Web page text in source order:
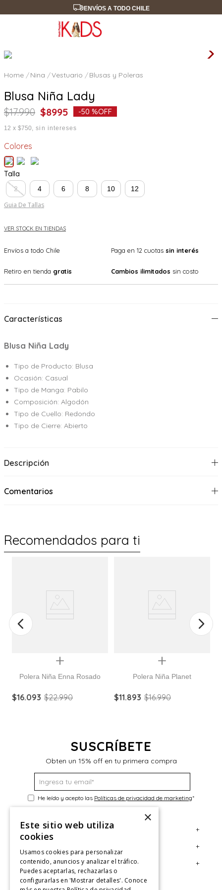
ENVÍOS A TODO CHILE
Nina Vestuario Blusas y Poleras
Blusa Niña Lady
$17.990 $8995 -50 %OFF
12 x $750 sin intereses
Colores
Talla
2 4 6 8 10 12
Guia De Tallas
VER STOCK EN TIENDAS
Envíos a todo Chile Paga en 12 cuotas sin interés
Retiro en tienda gratis Cambios ilimitados sin costo
Características
Blusa Niña Lady
Tipo de Producto: Blusa
Ocasión: Casual
Tipo de Manga: Pabilo
Composición: Algodón
Tipo de Cuello: Redondo
Tipo de Cierre: Abierto
Descripción
Comentarios
Recomendados para ti
Quickview
Polera Niña Enna Rosado
$16.093 $22.990
Quickview
Polera Niña Planet
$11.893 $16.990
SUSCRÍBETE
Obten un 15% off en tu primera compra
He leído y acepto las Políticas de privacidad de marketing*
Servicio al Consumidor +
Centro de Ayuda
Contáctanos
Giftcard
+
Términos y Condiciones
Políticas de Despacho
Cuenta +
Mi Cuenta
×
Este sitio web utiliza
cookies
Usamos cookies para personalizar
contenido, anuncios y analizar el tráfico.
Puedes aceptarlas, rechazarlas o
configurarlas en 'Mostrar detalles'. Conoce